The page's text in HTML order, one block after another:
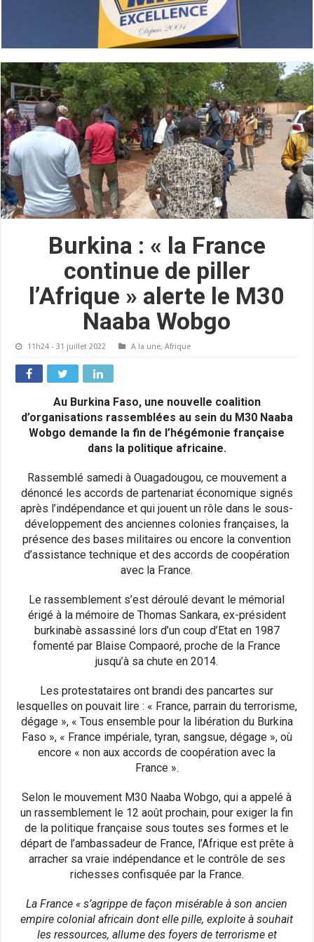
Burkina : « la France
continue de piller
l’Afrique » alerte le M30
Naaba Wobgo
11h24 - 31 juillet 2022 A la une,Afrique
Au Burkina Faso, une nouvelle coalition
d’organisations rassemblées au sein du M30 Naaba
Wobgo demande la fin de l’hégémonie française
dans la politique africaine.
Rassemblé samedi à Ouagadougou, ce mouvement a
dénoncé les accords de partenariat économique signés
après l’indépendance et qui jouent un rôle dans le sous-
développement des anciennes colonies françaises, la
présence des bases militaires ou encore la convention
d’assistance technique et des accords de coopération
avec la France.
Le rassemblement s’est déroulé devant le mémorial
érigé à la mémoire de Thomas Sankara, ex-président
burkinabè assassiné lors d’un coup d’Etat en 1987
fomenté par Blaise Compaoré, proche de la France
jusqu’à sa chute en 2014.
Les protestataires ont brandi des pancartes sur
lesquelles on pouvait lire : « France, parrain du terrorisme,
dégage », « Tous ensemble pour la libération du Burkina
Faso », « France impériale, tyran, sangsue, dégage », où
encore « non aux accords de coopération avec la
France ».
Selon le mouvement M30 Naaba Wobgo, qui a appelé à
un rassemblement le 12 août prochain, pour exiger la fin
de la politique française sous toutes ses formes et le
départ de l’ambassadeur de France, l’Afrique est prête à
arracher sa vraie indépendance et le contrôle de ses
richesses confisquée par la France.
La France « s’agrippe de façon misérable à son ancien
empire colonial africain dont elle pille, exploite à souhait
les ressources, allume des foyers de terrorisme et